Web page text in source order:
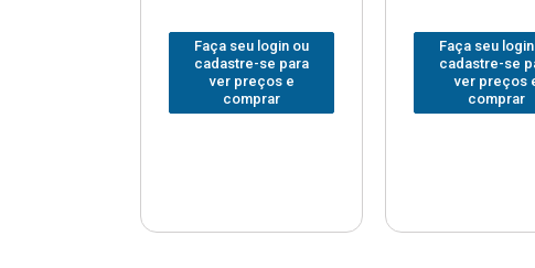
Faça seu login ou
cadastre-se para
ver preços e
comprar
Faça seu
cadastre-se
ver preços
comprar